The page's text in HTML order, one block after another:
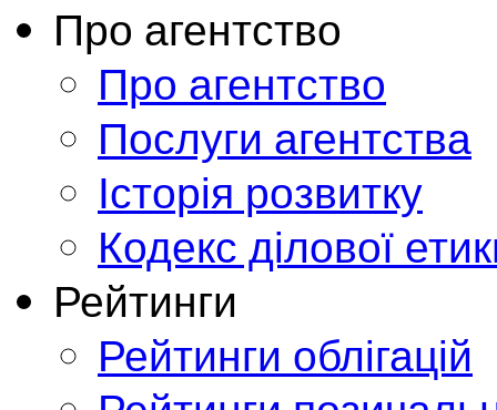
Про агентство
Про агентство
Послуги агентства
Історія розвитку
Кодекс ділової
Рейтинги
Рейтинги облігацій